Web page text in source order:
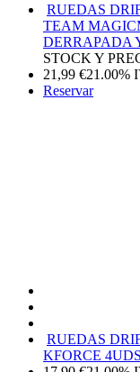
RUEDAS
TEAM MAGIC
DERRAPADA
STOCK Y
21,99 €21.00%
Reservar
RUEDAS
KFORCE 4UDS